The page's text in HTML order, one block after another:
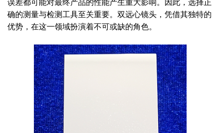
误差都可能对最终产品的性能产生重大影响。因此，选择正
确的测量与检测工具至关重要。双远心镜头，凭借其独特的
优势，在这一领域扮演着不可或缺的角色。